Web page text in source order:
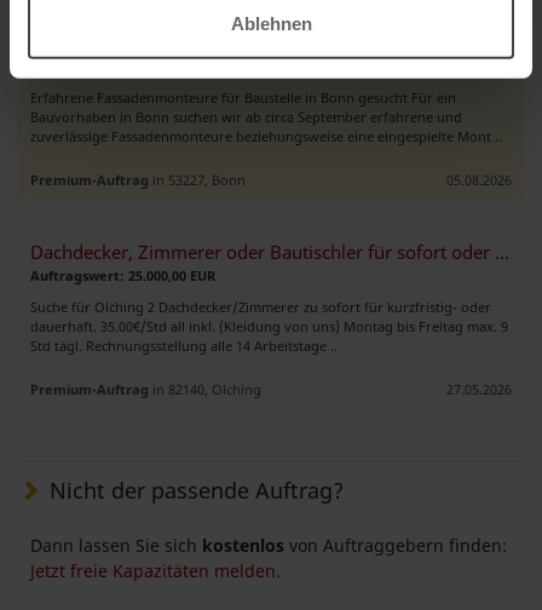
Ablehnen
Erfahrene Fassadenmonteure für Baustelle in Bonn gesucht Für ein
Bauvorhaben in Bonn suchen wir ab circa September erfahrene und
zuverlässige Fassadenmonteure beziehungsweise eine eingespielte Mont ..
Premium-Auftrag in 53227, Bonn 05.08.2026
Dachdecker, Zimmerer oder Bautischler für sofort oder später
Auftragswert: 25.000,00 EUR
Suche für Olching 2 Dachdecker/Zimmerer zu sofort für kurzfristig- oder
dauerhaft. 35.00€/Std all inkl. (Kleidung von uns) Montag bis Freitag max. 9
Std tägl. Rechnungsstellung alle 14 Arbeitstage ..
Premium-Auftrag in 82140, Olching 27.05.2026
Nicht der passende Auftrag?
Dann lassen Sie sich kostenlos von Auftraggebern finden:
Jetzt freie Kapazitäten melden.